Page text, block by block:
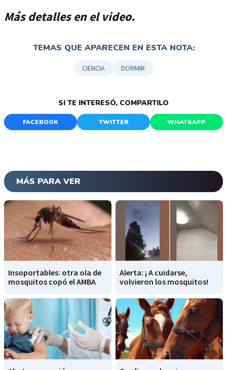
Más detalles en el video.
TEMAS QUE APARECEN EN ESTA NOTA:
CIENCIA DORMIR
SI TE INTERESÓ, COMPARTILO
FACEBOOK TWITTER WHATSAPP
MÁS PARA VER
Insoportables: otra ola de
mosquitos copó el AMBA
Alerta: ¡ A cuidarse,
volvieron los mosquitos!